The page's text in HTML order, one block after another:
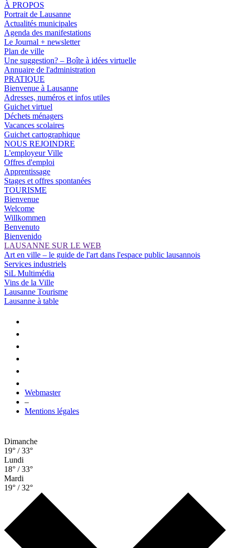
À PROPOS
Portrait de Lausanne
Actualités municipales
Agenda des manifestations
Le Journal + newsletter
Plan de ville
Une suggestion? – Boîte à idées virtuelle
Annuaire de l'administration
PRATIQUE
Bienvenue à Lausanne
Adresses, numéros et infos utiles
Guichet virtuel
Déchets ménagers
Vacances scolaires
Guichet cartographique
NOUS REJOINDRE
L'employeur Ville
Offres d'emploi
Apprentissage
Stages et offres spontanées
TOURISME
Bienvenue
Welcome
Willkommen
Benvenuto
Bienvenido
LAUSANNE SUR LE WEB
Art en ville – le guide de l'art dans l'espace public lausannois
Services industriels
SiL Multimédia
Vins de la Ville
Lausanne Tourisme
Lausanne à table
Webmaster
–
Mentions légales
Dimanche
19° / 33°
Lundi
18° / 33°
Mardi
19° / 32°